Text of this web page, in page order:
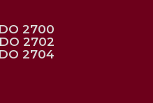
2700
2702
2704